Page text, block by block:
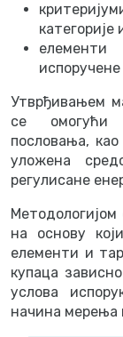
категорије
Утврђивањем
се омогући
пословања,
уложена
регулисане
на основу
елементи и
купаца
услова
начина мерења